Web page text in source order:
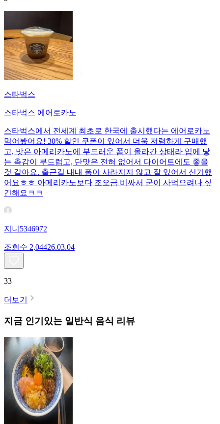
스타벅스
스타벅스 에어로카노
스타벅스에서 전세계 최초로 한국에 출시했다는 에어로카노
먹어봤어요! 30% 할인 쿠폰이 있어서 더욱 저렴하게 구매했
고, 맛은 아메리카노에 부드러운 폼이 올라간 상태라 입에 닿
는 촉감이 부드럽고, 단맛은 전혀 없어서 다이어트에도 좋을
것 같아요. 출근길 내내 폼이 사라지지 않고 잘 있어서 신기했
어요ㅎㅎ 아메리카노보다 조오금 비싸서 굳이 사먹으려나 싶
긴해요ㅋㅋ
지니5346972
조회수 2,04426.03.04
33
더보기
지금 인기있는 일반식 음식 리뷰